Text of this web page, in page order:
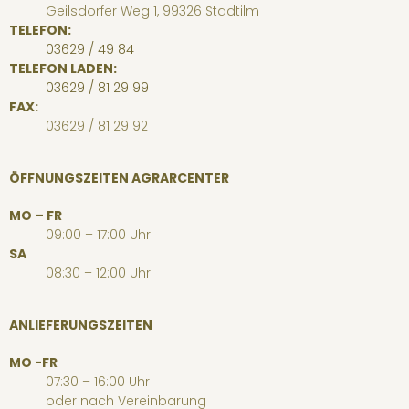
Geilsdorfer Weg 1, 99326 Stadtilm
TELEFON:
03629 / 49 84
TELEFON LADEN:
03629 / 81 29 99
FAX:
03629 / 81 29 92
ÖFFNUNGSZEITEN AGRARCENTER
MO – FR
09:00 – 17:00 Uhr
SA
08:30 – 12:00 Uhr
ANLIEFERUNGSZEITEN
MO -FR
07:30 – 16:00 Uhr
oder nach Vereinbarung